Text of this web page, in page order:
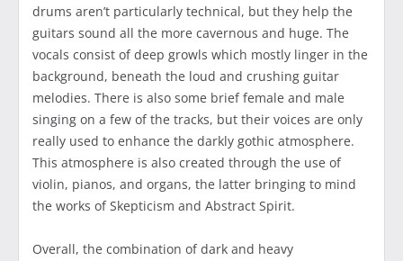
drums aren’t particularly technical, but they help the
guitars sound all the more cavernous and huge. The
vocals consist of deep growls which mostly linger in the
background, beneath the loud and crushing guitar
melodies. There is also some brief female and male
singing on a few of the tracks, but their voices are only
really used to enhance the darkly gothic atmosphere.
This atmosphere is also created through the use of
violin, pianos, and organs, the latter bringing to mind
the works of Skepticism and Abstract Spirit.
Overall, the combination of dark and heavy